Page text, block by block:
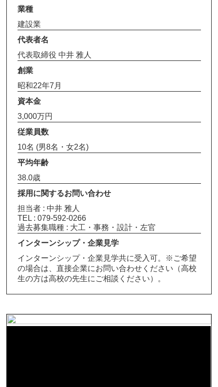
業種
建設業
代表者名
代表取締役 中井 雅人
創業
昭和22年7月
資本金
3,000万円
従業員数
10名 (男8名・女2名)
平均年齢
38.0歳
採用に関するお問い合わせ
担当者 : 中井 雅人
TEL : 079-592-0266
過去募集職種 : 大工・事務・設計・左官
インターンシップ・企業見学
インターンシップ・企業見学共に受入可。※ご希望
の場合は、直接企業にお問い合わせください（高校
生の方は高校の先生にご相談ください）。